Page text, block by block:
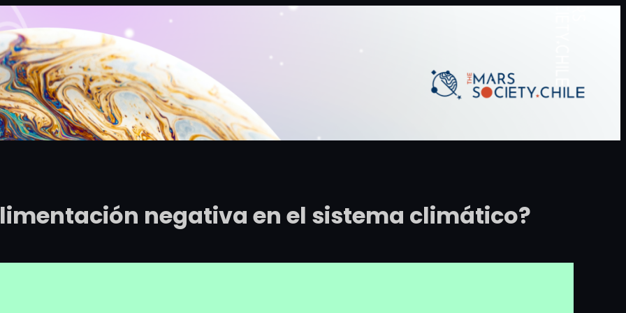
negativa en el sistema climático?